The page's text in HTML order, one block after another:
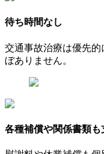
待ち時間なし
交通事故治療は優先
ぼありません。
各種補償や関係書類も